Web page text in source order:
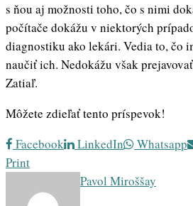
s ňou aj možnosti toho, čo s nimi
počítače dokážu v niektorých
diagnostiku ako lekári. Vedia to, čo
naučiť ich. Nedokážu však
Zatiaľ.
Môžete zdieľať tento príspevok!
Facebook
LinkedIn Whatsapp
Print
Pavol Miroššay